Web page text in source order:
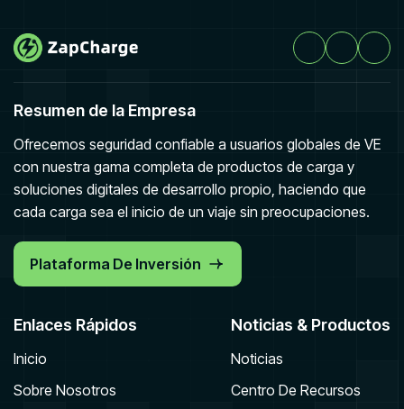
Resumen de la Empresa
Ofrecemos seguridad confiable a usuarios globales de VE
con nuestra gama completa de productos de carga y
soluciones digitales de desarrollo propio, haciendo que
cada carga sea el inicio de un viaje sin preocupaciones.
Plataforma De Inversión
Enlaces Rápidos
Inicio
Sobre Nosotros
Noticias & Productos
Noticias
Centro De Recursos